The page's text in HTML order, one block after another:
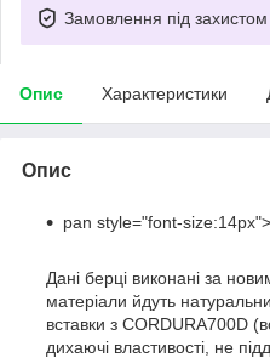
Замовлення під захистом
Опис Характеристики
Опис
pan style="font-size:14px">
Дані берці виконані за
матеріали йдуть
вставки з CORDURA700D
дихаючі властивості, не